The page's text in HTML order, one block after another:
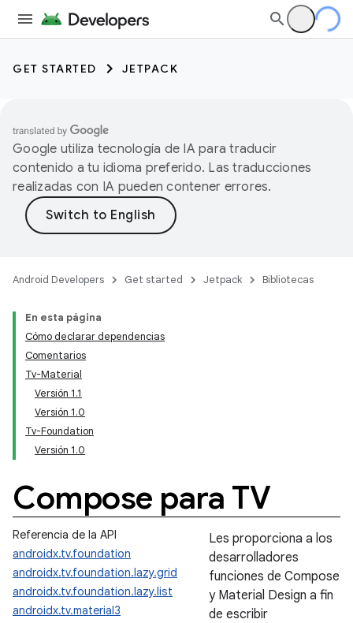
GET STARTED JETPACK
Google utiliza tecnología de IA para traducir
contenido a tu idioma preferido. Las traducciones
realizadas con IA pueden contener errores.
Android Developers Get started Jetpack Bibliotecas
En esta página
Cómo declarar dependencias
Comentarios
Tv-Material
Versión 1.1
Versión 1.0
Tv-Foundation
Versión 1.0
Compose para TV
Referencia de la API
androidx.tv.foundation
androidx.tv.foundation.lazy.grid
androidx.tv.foundation.lazy.list
androidx.tv.material3
Les proporciona a los
desarrolladores
funciones de Compose
y Material Design a fin
de escribir